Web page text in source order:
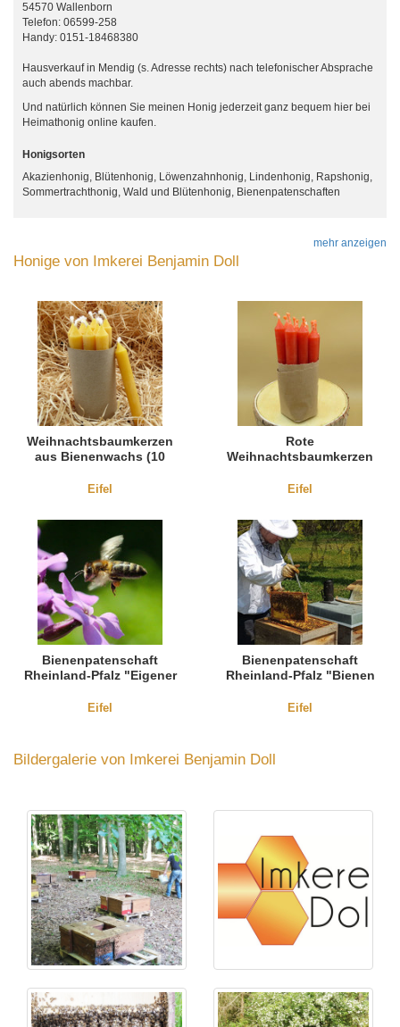
54570 Wallenborn
Telefon: 06599-258
Handy: 0151-18468380
Hausverkauf in Mendig (s. Adresse rechts) nach telefonischer Absprache
auch abends machbar.
Und natürlich können Sie meinen Honig jederzeit ganz bequem hier bei
Heimathonig online kaufen.
Honigsorten
Akazienhonig, Blütenhonig, Löwenzahnhonig, Lindenhonig, Rapshonig,
Sommertrachthonig, Wald und Blütenhonig, Bienenpatenschaften
mehr anzeigen
Honige von Imkerei Benjamin Doll
Weihnachtsbaumkerzen
aus Bienenwachs (10
Eifel
Rote
Weihnachtsbaumkerzen
Stück)
Eifel
Bienenpatenschaft
Rheinland-Pfalz "Eigener
Eifel
Bienenpatenschaft
Rheinland-Pfalz "Bienen
Eifel
Bildergalerie von Imkerei Benjamin Doll